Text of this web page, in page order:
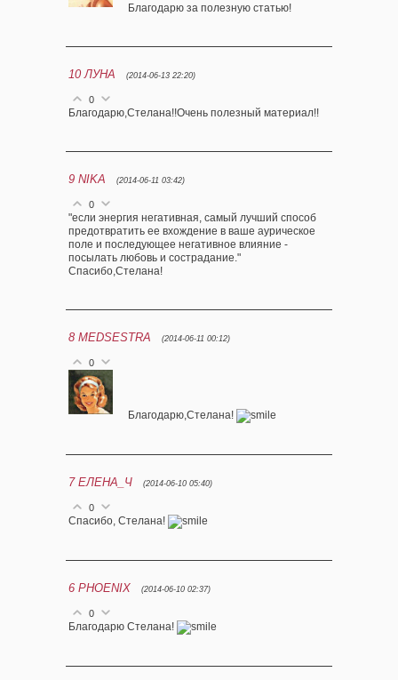
Благодарю за полезную статью!
10 ЛУНА (2014-06-13 22:20)
0
Благодарю,Стелана!!Очень полезный материал!!
9 NIKA (2014-06-11 03:42)
0
"если энергия негативная, самый лучший способ
предотвратить ее вхождение в ваше аурическое
поле и последующее негативное влияние -
посылать любовь и сострадание."
Спасибо,Стелана!
8 MEDSESTRA (2014-06-11 00:12)
0
Благодарю,Стелана!
7 ЕЛЕНА_Ч (2014-06-10 05:40)
0
Спасибо, Стелана!
6 PHOENIX (2014-06-10 02:37)
0
Благодарю Стелана!